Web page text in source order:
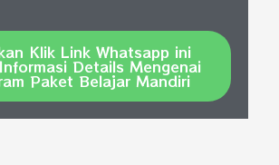
Klik Link Whatsapp ini
Details Mengenai
Paket Belajar Mandiri